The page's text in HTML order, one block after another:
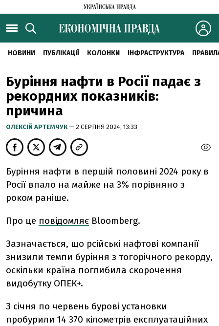
НОВИНИ ПУБЛІКАЦІЇ КОЛОНКИ ІНФРАСТРУКТУРА
Буріння нафти в Росії падає з
рекордних показників:
причина
ОЛЕКСІЙ АРТЕМЧУК — 2 СЕРПНЯ 2024, 13:33
Буріння нафти в першій половині 2024 року в
Росії впало на майже на 3% порівняно з
роком раніше.
Про це повідомляє Bloomberg.
Зазначається, що рсійські нафтові компанії
знизили темпи буріння з тогорічного рекорду,
оскільки країна поглибила скорочення
видобутку ОПЕК+.
З січня по червень бурові установки
пробурили 14 370 кілометрів експлуатаційних